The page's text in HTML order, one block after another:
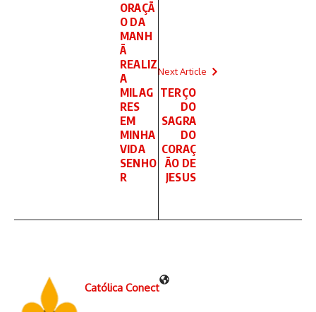
ORAÇÃ
O DA
MANH
Ã
REALIZ
A
MILAG
RES
EM
MINHA
VIDA
SENHO
R
Next Article
TERÇO
DO
SAGRA
DO
CORAÇ
ÃO DE
JESUS
Católica Conect